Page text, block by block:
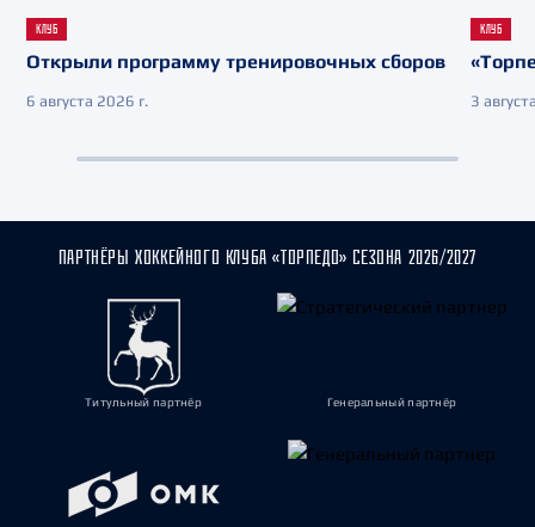
КЛУБ
Открыли программу тренировочных сборов
6 августа 2026 г.
КЛУБ
3
ПАРТНЁРЫ ХОККЕЙНОГО КЛУБА «ТОРПЕДО» СЕЗОНА 2026/2027
Титульный партнёр Генеральный партнёр